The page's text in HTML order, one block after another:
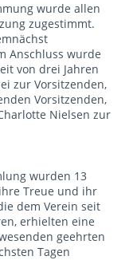
wurde allen
zugestimmt.
Anschluss wurde
von drei Jahren
zur Vorsitzenden,
Vorsitzenden,
Nielsen zur
wurden 13
Treue und ihr
dem Verein seit
erhielten eine
geehrten
Tagen